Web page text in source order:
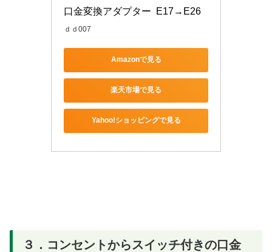
口金変換アダプター  E17→E26
ｄｄ007
Amazonで見る
楽天市場で見る
Yahoo!ショッピングで見る
３．コンセントからスイッチ付きの口金